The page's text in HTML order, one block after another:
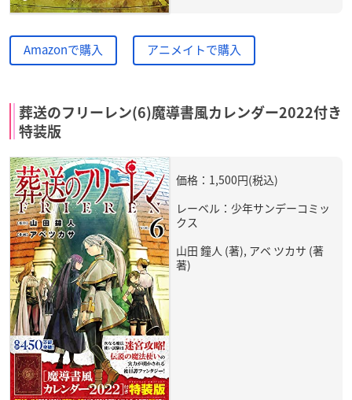
Amazonで購入 アニメイトで購入
葬送のフリーレン(6)魔導書風カレンダー2022付き
特装版
価格：1,500円(税込)
レーベル：少年サンデーコミッ
クス
山田 鐘人 (著), アベ ツカサ (著
著)